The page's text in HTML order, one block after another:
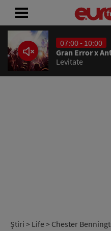
07:00 - 10:00
Gran Error x
Levitate
Știri > Life> Chester
ACASĂ
ȘTIRI